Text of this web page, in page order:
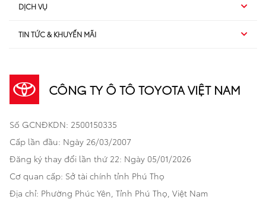
SUV
Sedan
Bán tải
Hatchback
Thương mại
Khách hàng dự án
Hybrid
TSS
DỊCH VỤ
Dịch vụ sau bán hàng
Bảo hiểm Toyota
Xe đã qua sử dụng
Bảo hành mở rộng
Sản phẩm chính hãng
TIN TỨC & KHUYẾN MÃI
Khuyến mãi
Xã hội
Thông tin khác
CÔNG TY Ô TÔ TOYOTA VIỆT NAM
Số GCNĐKDN: 2500150335
Cấp lần đầu: Ngày 26/03/2007
Đăng ký thay đổi lần thứ 22: Ngày 05/01/2026
Cơ quan cấp: Sở tài chính tỉnh Phú Thọ
Địa chỉ: Phường Phúc Yên, Tỉnh Phú Thọ, Việt Nam